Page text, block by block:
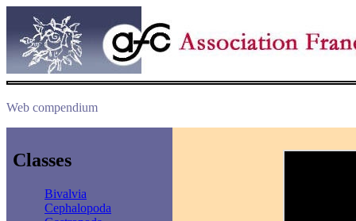
Web compendium
Classes
Bivalvia
Cephalopoda